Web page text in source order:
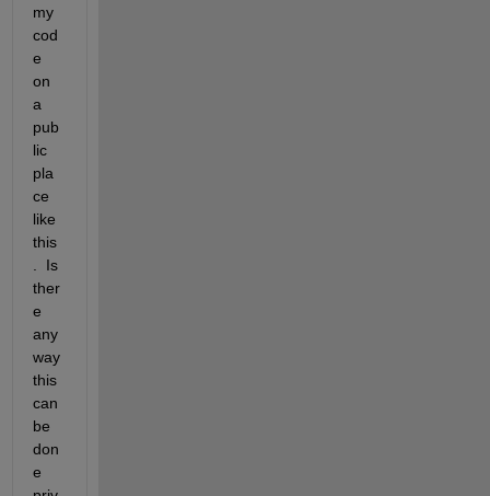
my
cod
e
on
a
pub
lic
pla
ce
like
this
.  Is
ther
e
any
way
this
can
be
don
e